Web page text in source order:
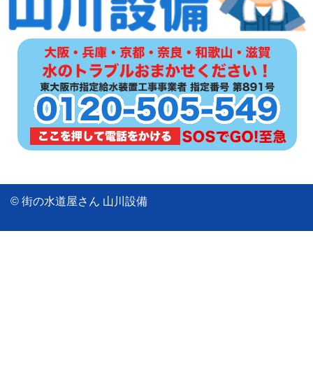
© 街の水道屋さん 山川設備